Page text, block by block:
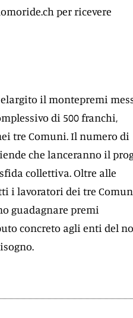
per ricevere
il montepremi
di 500 franchi,
tre Comuni. Il numero di
che lanceranno il
collettiva. Oltre alle
i lavoratori dei tre
guadagnare premi
concreto agli enti del